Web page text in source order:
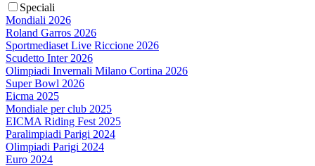
Speciali
Mondiali 2026
Roland Garros 2026
Sportmediaset Live Riccione 2026
Scudetto Inter 2026
Olimpiadi Invernali Milano Cortina 2026
Super Bowl 2026
Eicma 2025
Mondiale per club 2025
EICMA Riding Fest 2025
Paralimpiadi Parigi 2024
Olimpiadi Parigi 2024
Euro 2024